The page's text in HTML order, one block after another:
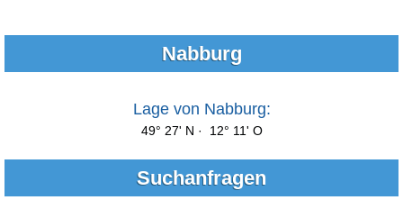
Nabburg
Lage von Nabburg:
49° 27' N · 12° 11' O
Suchanfragen